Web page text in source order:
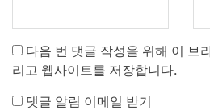
다음 번 댓글 작성을 위해 이 브
리고 웹사이트를 저장합니다.
댓글 알림 이메일 받기